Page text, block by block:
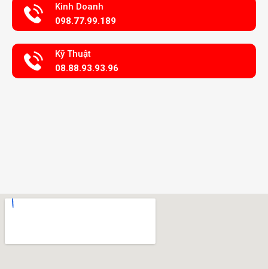
Kinh Doanh
098.77.99.189
Kỹ Thuật
08.88.93.93.96